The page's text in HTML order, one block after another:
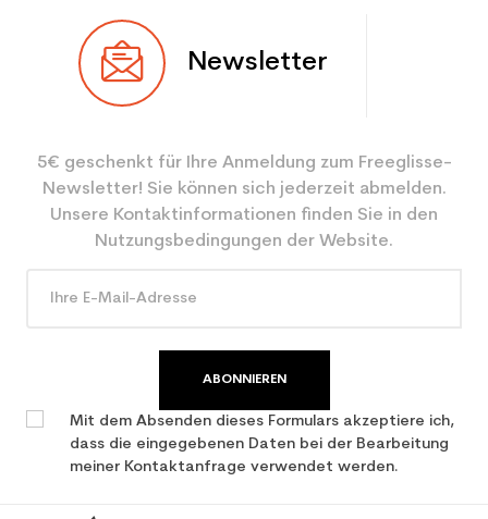
Newsletter
5€ geschenkt für Ihre Anmeldung zum Freeglisse-
Newsletter! Sie können sich jederzeit abmelden.
Unsere Kontaktinformationen finden Sie in den
Nutzungsbedingungen der Website.
ABONNIEREN
Mit dem Absenden dieses Formulars akzeptiere ich,
dass die eingegebenen Daten bei der Bearbeitung
meiner Kontaktanfrage verwendet werden.